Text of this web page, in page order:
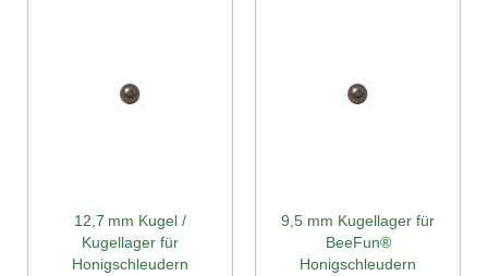
12,7 mm Kugel /
Kugellager für
Honigschleudern
9,5 mm Kugellager für
BeeFun®
Honigschleudern